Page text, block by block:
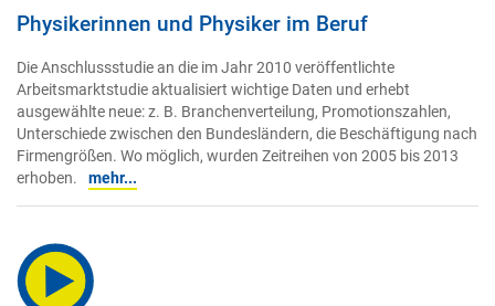
Physikerinnen und Physiker im Beruf
Die Anschlussstudie an die im Jahr 2010 veröffentlichte
Arbeitsmarktstudie aktualisiert wichtige Daten und erhebt
ausgewählte neue: z. B. Branchenverteilung, Promotionszahlen,
Unterschiede zwischen den Bundesländern, die Beschäftigung nach
Firmengrößen. Wo möglich, wurden Zeitreihen von 2005 bis 2013
erhoben.
mehr...